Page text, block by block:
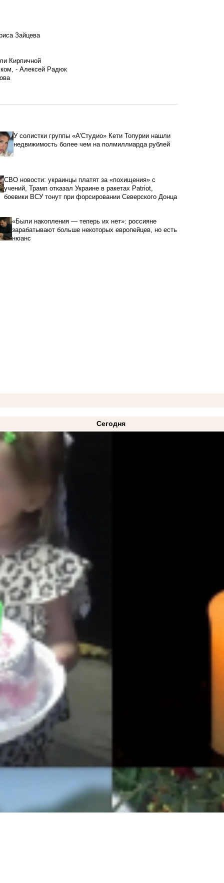
Зайцева
Кирпичной
- Алексей Радюк
У солистки группы «А'Студио» Кети Топурии нашли
недвижимость более чем на полмиллиарда рублей
СВО новости: украинцы платят за «похищения» с
учений, Трамп отказал Украине в ракетах Patriot,
боевики ВСУ тонут при форсировании Северского Донца
«Были накопления — теперь их нет»: россияне
зарабатывают больше некоторых европейцев, но есть
нюанс
Сегодня